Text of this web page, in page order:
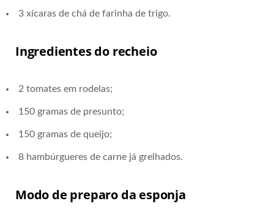
3 xícaras de chá de farinha de trigo.
Ingredientes do recheio
2 tomates em rodelas;
150 gramas de presunto;
150 gramas de queijo;
8 hambúrgueres de carne já grelhados.
Modo de preparo da esponja